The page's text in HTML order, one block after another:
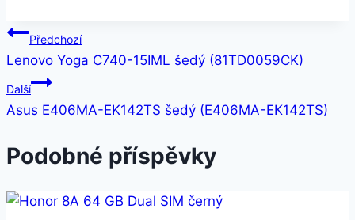
Navigace
pro
příspěvek
Předchozí
Lenovo Yoga C740-15IML šedý (81TD0059CK)
Další
Asus E406MA-EK142TS šedý (E406MA-EK142TS)
Podobné příspěvky